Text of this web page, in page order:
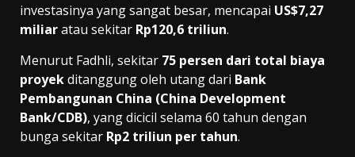
investasinya yang sangat besar, mencapai US$7,27
miliaratau sekitar Rp120,6 triliun.
Menurut Fadhli, sekitar 75 persen dari total biaya
proyekditanggung oleh utang dari Bank
Pembangunan China (China Development
Bank/CDB), yang dicicil selama 60 tahun dengan
bunga sekitar Rp2 triliun per tahun.